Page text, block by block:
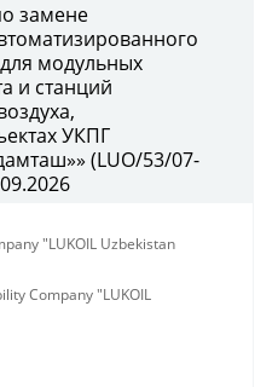
замене
модульных
и станций
УКПГ
(LUO/53/07-
"LUKOIL Uzbekistan
Company "LUKOIL